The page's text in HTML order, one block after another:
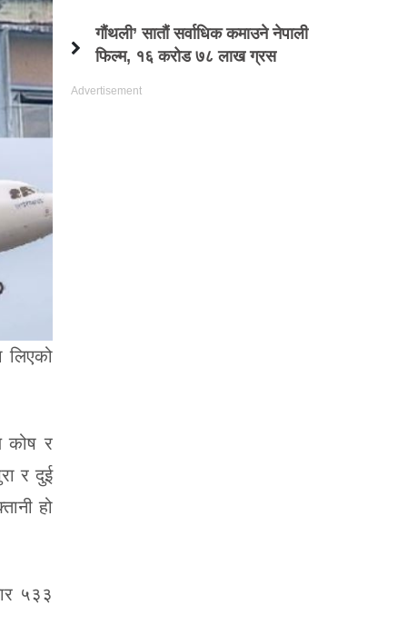
लिएको
कोष र
र दुई
हो
५३३
गौंथली’ सातौं सर्वाधिक कमाउने नेपाली
फिल्म, १६ करोड ७८ लाख ग्रस